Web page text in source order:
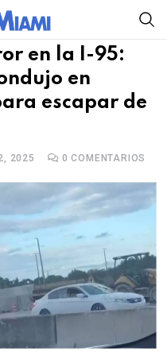
en la I-95:
en
escapar de
2025 0 COMENTARIOS